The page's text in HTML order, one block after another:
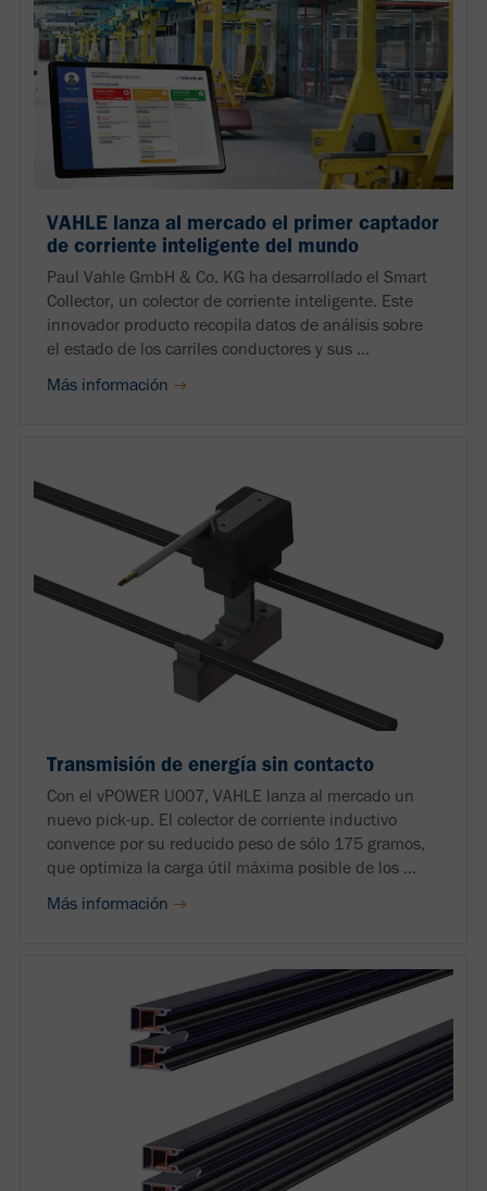
VAHLE lanza al mercado el primer captador
de corriente inteligente del mundo
Paul Vahle GmbH & Co. KG ha desarrollado el Smart
Collector, un colector de corriente inteligente. Este
innovador producto recopila datos de análisis sobre
el estado de los carriles conductores y sus ...
Más información
Transmisión de energía sin contacto
Con el vPOWER U007, VAHLE lanza al mercado un
nuevo pick-up. El colector de corriente inductivo
convence por su reducido peso de sólo 175 gramos,
que optimiza la carga útil máxima posible de los ...
Más información